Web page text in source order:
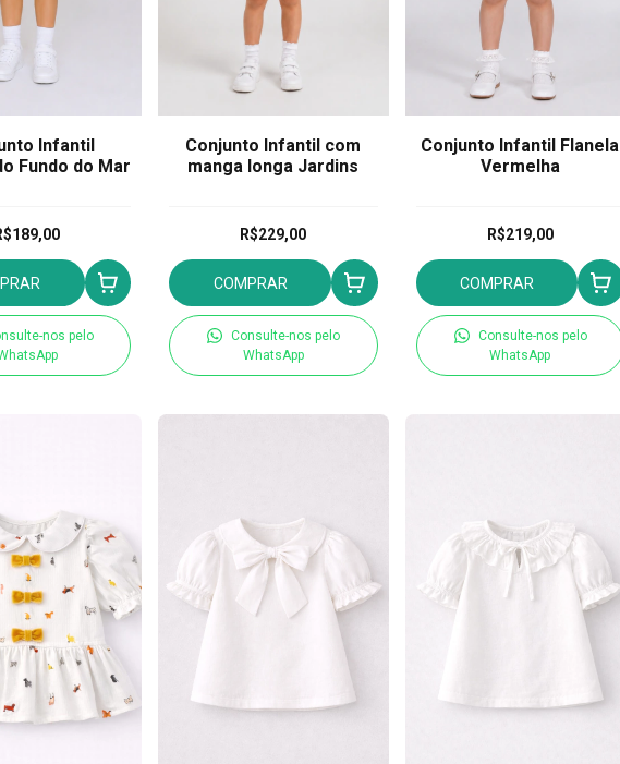
Infantil
Fundo do Mar
nos pelo
Conjunto Infantil com
manga longa Jardins
R$229,00
COMPRAR
Consulte-nos pelo
WhatsApp
Conjunto Infantil Flanela
Vermelha
R$219,00
COMPRAR
Consulte-nos pelo
WhatsApp